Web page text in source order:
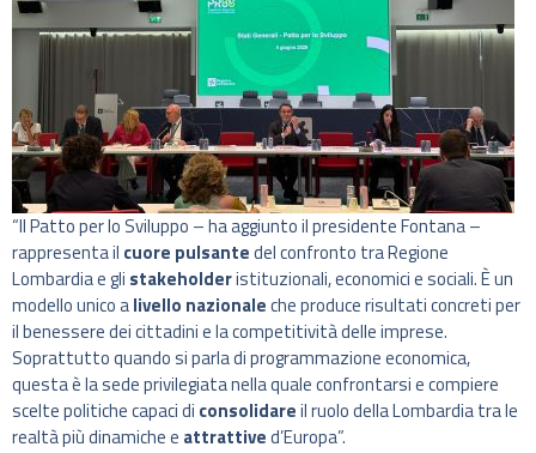
“Il Patto per lo Sviluppo – ha aggiunto il presidente Fontana –
rappresenta il cuore pulsantedel confronto tra Regione
Lombardia e gli stakeholderistituzionali, economici e sociali. È un
modello unico alivello nazionaleche produce risultati concreti per
il benessere dei cittadini e la competitività delle imprese.
Soprattutto quando si parla di programmazione economica,
questa è la sede privilegiata nella quale confrontarsi e compiere
scelte politiche capaci di consolidareil ruolo della Lombardia tra le
realtà più dinamiche e attrattived’Europa”.